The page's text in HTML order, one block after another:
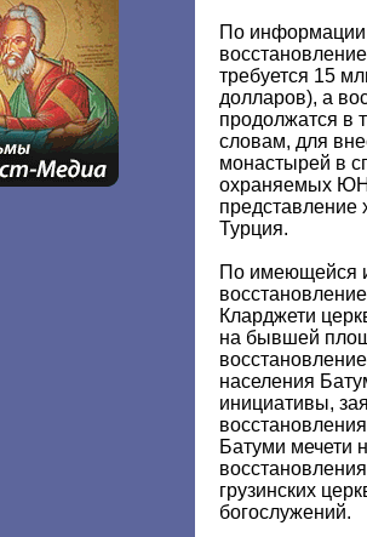
По информации
требуется 15
долларов), а
продолжатся в
словам, для
монастырей в
охраняемых
представление
Турция.
По имеющейся
Кларджети
на бывшей
населения
инициативы,
Батуми мечети
грузинских
богослужений.